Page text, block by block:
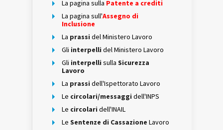
La pagina sulla Patente a crediti
La pagina sull'Assegno di
Inclusione
La prassi del Ministero Lavoro
Gli interpelli del Ministero Lavoro
Gli interpelli sulla Sicurezza
Lavoro
La prassi dell'Ispettorato Lavoro
Le circolari/messaggi dell'INPS
Le circolari dell'INAIL
Le Sentenze di Cassazione Lavoro